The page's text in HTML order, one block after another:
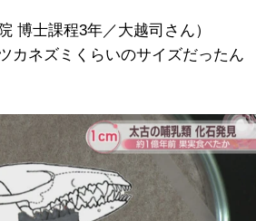
博士課程3年／大越司さん）
カネズミくらいのサイズだったん